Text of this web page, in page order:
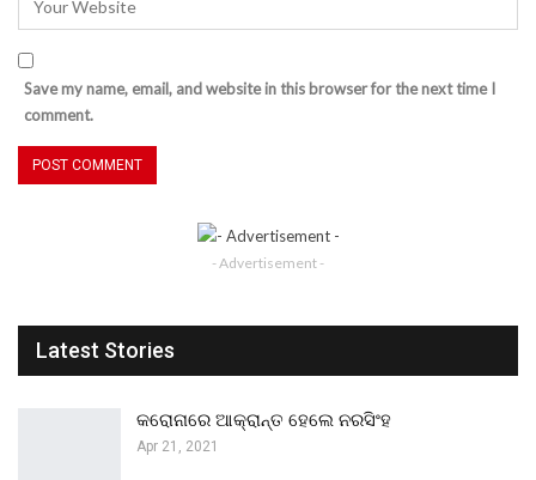
Save my name, email, and website in this browser for the next time I
comment.
- Advertisement -
Latest Stories
କରୋନାରେ ଆକ୍ରାନ୍ତ ହେଲେ ନରସିଂହ
Apr 21, 2021